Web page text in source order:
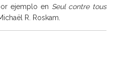
ejemplo en Seul contre tous
R. Roskam.